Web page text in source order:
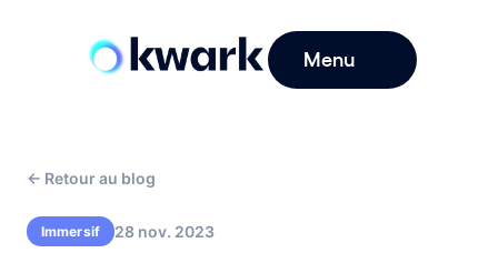
Menu
← Retour au blog
Immersif 28 nov. 2023